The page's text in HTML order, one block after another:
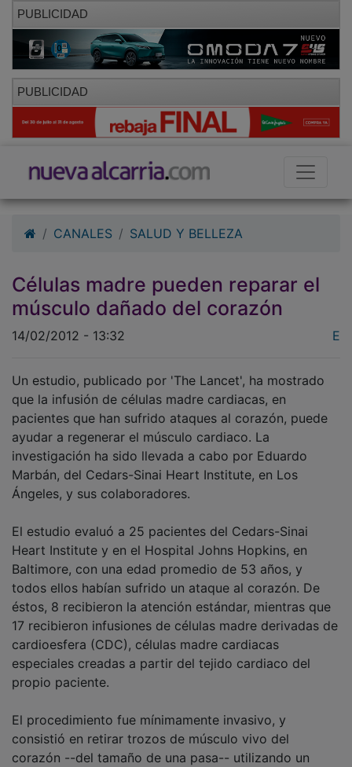
PUBLICIDAD
PUBLICIDAD
CANALES SALUD Y BELLEZA
Células madre pueden reparar el
músculo dañado del corazón
14/02/2012 - 13:32 E
Un estudio, publicado por 'The Lancet', ha mostrado
que la infusión de células madre cardiacas, en
pacientes que han sufrido ataques al corazón, puede
ayudar a regenerar el músculo cardiaco. La
investigación ha sido llevada a cabo por Eduardo
Marbán, del Cedars-Sinai Heart Institute, en Los
Ángeles, y sus colaboradores.
El estudio evaluó a 25 pacientes del Cedars-Sinai
Heart Institute y en el Hospital Johns Hopkins, en
Baltimore, con una edad promedio de 53 años, y
todos ellos habían sufrido un ataque al corazón. De
éstos, 8 recibieron la atención estándar, mientras que
17 recibieron infusiones de células madre derivadas de
cardioesfera (CDC), células madre cardiacas
especiales creadas a partir del tejido cardiaco del
propio paciente.
El procedimiento fue mínimamente invasivo, y
consistió en retirar trozos de músculo vivo del
corazón --del tamaño de una pasa-- utilizando un